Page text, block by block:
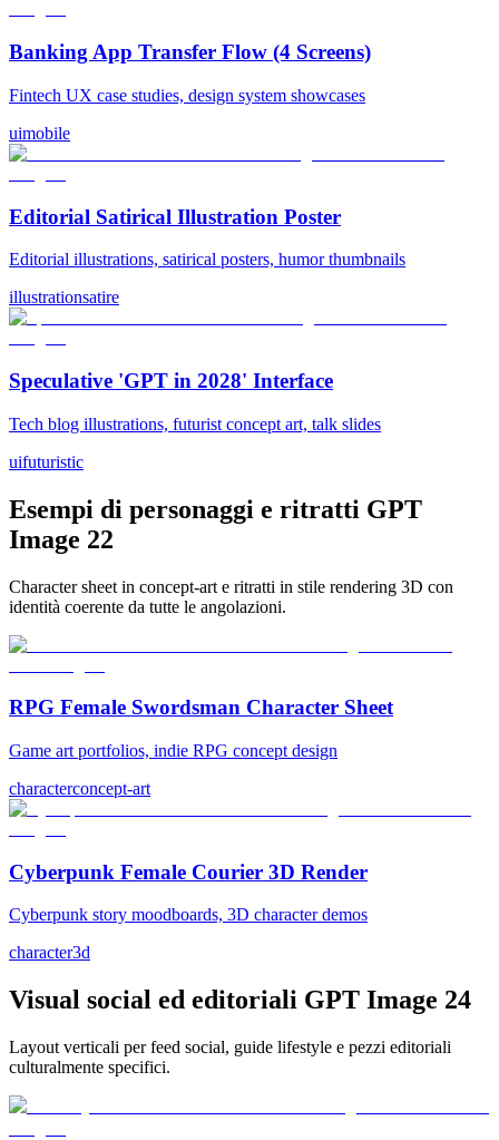
Banking App Transfer Flow (4 Screens)
Fintech UX case studies, design system showcases
uimobile
Editorial Satirical Illustration Poster
Editorial illustrations, satirical posters, humor thumbnails
illustrationsatire
Speculative 'GPT in 2028' Interface
Tech blog illustrations, futurist concept art, talk slides
uifuturistic
Esempi di personaggi e ritratti GPT
Image 22
Character sheet in concept-art e ritratti in stile rendering 3D con
identità coerente da tutte le angolazioni.
RPG Female Swordsman Character Sheet
Game art portfolios, indie RPG concept design
characterconcept-art
Cyberpunk Female Courier 3D Render
Cyberpunk story moodboards, 3D character demos
character3d
Visual social ed editoriali GPT Image 24
Layout verticali per feed social, guide lifestyle e pezzi editoriali
culturalmente specifici.